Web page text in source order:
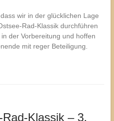
wir in der glücklichen Lage
Rad-Klassik durchführen
der Vorbereitung und hoffen
mit reger Beteiligung.
Klassik – 3.